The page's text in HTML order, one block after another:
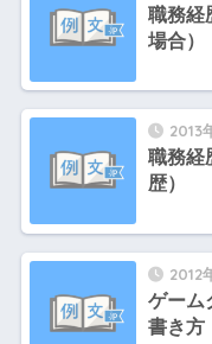
職務経
場合）
2013
職務経
歴）
2012
ゲーム
書き方